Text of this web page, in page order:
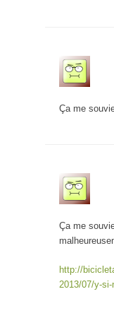
Ça me
Ça me
http://
2013/07/y-si-